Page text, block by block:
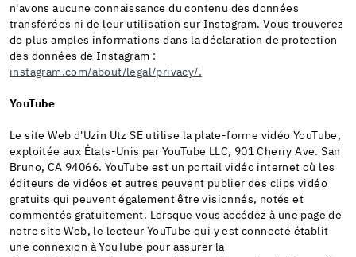
n'avons aucune connaissance du contenu des données
transférées ni de leur utilisation sur Instagram. Vous trouverez
de plus amples informations dans la déclaration de protection
des données de Instagram :
instagram.com/about/legal/privacy/.
YouTube
Le site Web d'Uzin Utz SE utilise la plate-forme vidéo YouTube,
exploitée aux États-Unis par YouTube LLC, 901 Cherry Ave. San
Bruno, CA 94066. YouTube est un portail vidéo internet où les
éditeurs de vidéos et autres peuvent publier des clips vidéo
gratuits qui peuvent également être visionnés, notés et
commentés gratuitement. Lorsque vous accédez à une page de
notre site Web, le lecteur YouTube qui y est connecté établit
une connexion à YouTube pour assurer la